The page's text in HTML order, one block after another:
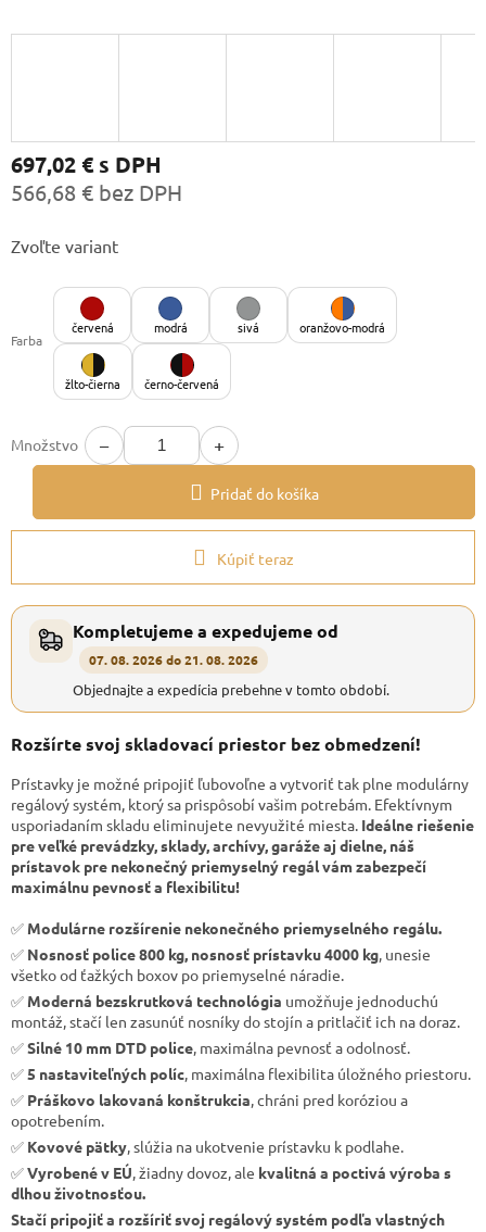
697,02 €s DPH
566,68 € bez DPH
cena:
Zvoľte variant
Farba
červená modrá sivá oranžovo-modrá
žlto-čierna černo-červená
Množstvo − +
Pridať do košíka
Kúpiť teraz
Kompletujeme a expedujeme od
07. 08. 2026 do 21. 08. 2026
Objednajte a expedícia prebehne v tomto období.
Rozšírte svoj skladovací priestor bez obmedzení!
Prístavky je možné pripojiť ľubovoľne a vytvoriť tak plne modulárny
regálový systém, ktorý sa prispôsobí vašim potrebám. Efektívnym
usporiadaním skladu eliminujete nevyužité miesta. Ideálne riešenie
pre veľké prevádzky, sklady, archívy, garáže aj dielne, náš
prístavok pre nekonečný priemyselný regál vám zabezpečí
maximálnu pevnosť a flexibilitu!
✅ Modulárne rozšírenie nekonečného priemyselného regálu.
✅ Nosnosť police 800 kg, nosnosť prístavku 4000 kg , unesie
všetko od ťažkých boxov po priemyselné náradie.
✅ Moderná bezskrutková technológia umožňuje jednoduchú
montáž, stačí len zasunúť nosníky do stojín a pritlačiť ich na doraz.
✅Silné 10 mm DTD police , maximálna pevnosť a odolnosť.
✅ 5 nastaviteľných políc , maximálna flexibilita úložného priestoru.
✅ Práškovo lakovaná konštrukcia , chráni pred koróziou a
opotrebením.
✅ Kovové pätky , slúžia na ukotvenie prístavku k podlahe.
✅Vyrobené v EÚ , žiadny dovoz, ale kvalitná a poctivá výroba s
dlhou životnosťou.
Stačí pripojiť a rozšíriť svoj regálový systém podľa vlastných